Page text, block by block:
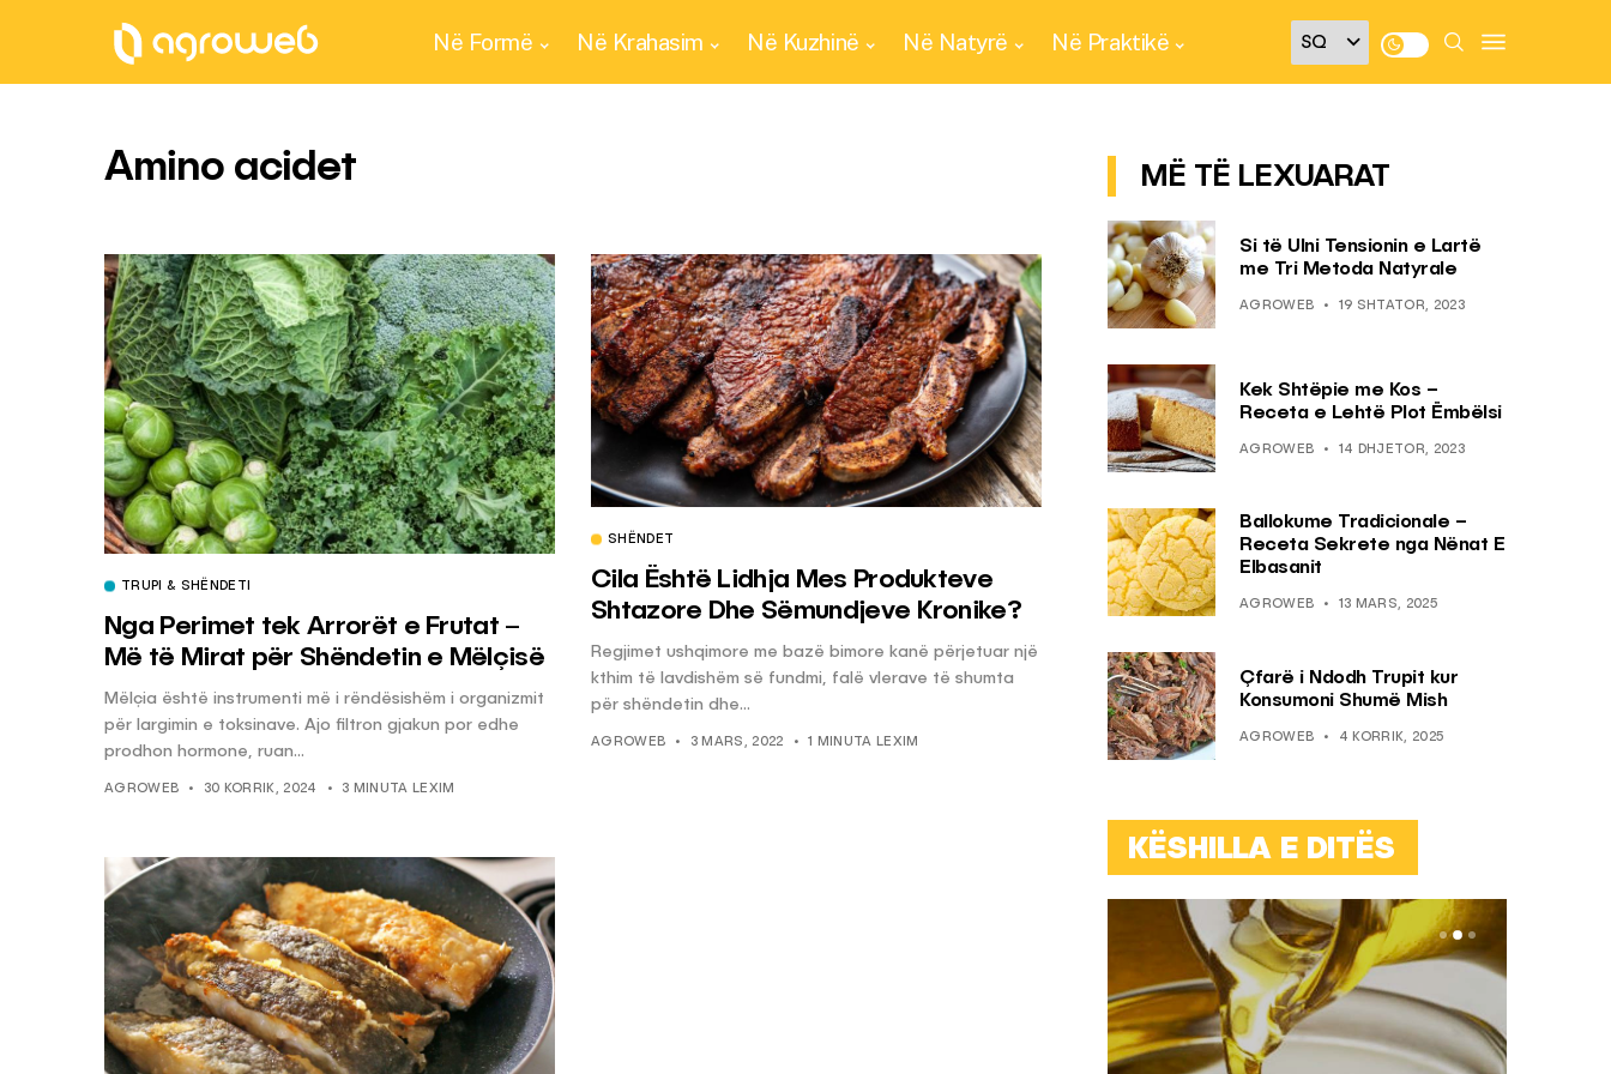
Në Formë Në Krahasim Në Kuzhinë Në Natyrë Në Praktikë
Amino acidet
TRUPI & SHËNDETI
Nga Perimet tek Arrorët e Frutat –
Më të Mirat për Shëndetin e Mëlçisë
Mëlçia është instrumenti më i rëndësishëm i organizmit
për largimin e toksinave. Ajo filtron gjakun por edhe
prodhon hormone, ruan...
AGROWEB 30 KORRIK, 2024 3 MINUTA LEXIM
SHËNDET
Cila Është Lidhja Mes Produkteve
Shtazore Dhe Sëmundjeve Kronike?
Regjimet ushqimore me bazë bimore kanë përjetuar një
kthim të lavdishëm së fundmi, falë vlerave të shumta
për shëndetin dhe...
AGROWEB 3 MARS, 2022 1 MINUTA LEXIM
MË TË LEXUARAT
Si të Ulni Tensionin e Lartë
me Tri Metoda Natyrale
AGROWEB 19 SHTATOR, 2023
Kek Shtëpie me Kos –
Receta e Lehtë Plot Ëmbëlsi
AGROWEB 14 DHJETOR, 2023
Ballokume Tradicionale –
Receta Sekrete nga Nënat E
Elbasanit
AGROWEB 13 MARS, 2025
Çfarë i Ndodh Trupit kur
Konsumoni Shumë Mish
AGROWEB 4 KORRIK, 2025
KËSHILLA E DITËS